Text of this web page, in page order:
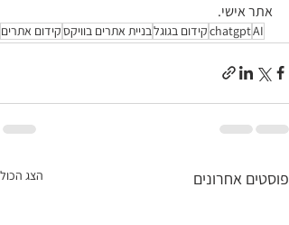
אתר אישי.
AI
chatgptקידום בגוגלבניית אתרים בוויקסקידום אתרים
פוסטים אחרונים הצג הכול